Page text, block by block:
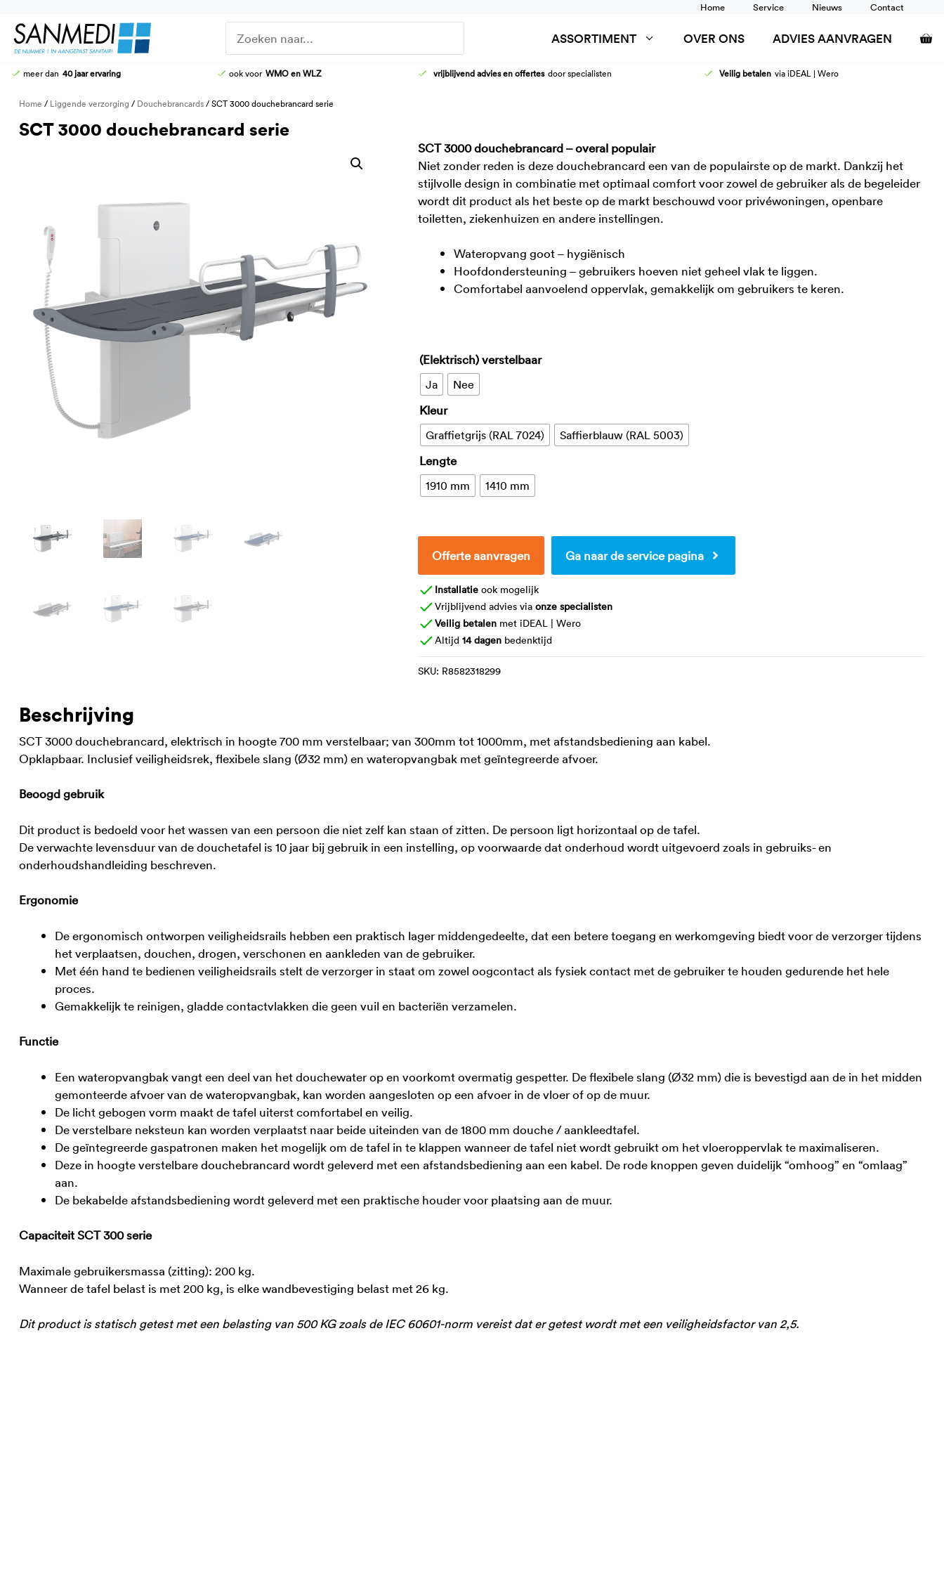
naar
Home Service Nieuws Contact
ASSORTIMENT
HOOG-LAAG TOILETTEN
STOMATOILETTAFEL
KRANEN
DOUCHE-BRANCARDS
WASTAFEL AANPASSINGEN
OVER ONS ADVIES AANVRAGEN
meer dan 40 jaar ervaring ook voor WMO en WLZ vrijblijvend advies en offertes door specialisten Veilig betalen via iDEAL | Wero
Home / Liggende verzorging / Douchebrancards/ SCT 3000 douchebrancard serie
SCT 3000 douchebrancard serie
SCT 3000 douchebrancard – overal populair
Niet zonder reden is deze douchebrancard een van de populairste op de markt. Dankzij het
stijlvolle design in combinatie met optimaal comfort voor zowel de gebruiker als de begeleider
wordt dit product als het beste op de markt beschouwd voor privéwoningen, openbare
toiletten, ziekenhuizen en andere instellingen.
Wateropvang goot – hygiënisch
Hoofdondersteuning – gebruikers hoeven niet geheel vlak te liggen.
Comfortabel aanvoelend oppervlak, gemakkelijk om gebruikers te keren.
(Elektrisch) verstelbaar
Ja Nee
Kleur
Graffietgrijs (RAL 7024) Saffierblauw (RAL 5003)
Lengte
1910 mm 1410 mm
Offerte aanvragen Ga naar de service pagina
Installatieook mogelijk
Vrijblijvend advies via onze specialisten
Veilig betalenmet iDEAL | Wero
Altijd 14 dagenbedenktijd
SKU: R8582318299
Beschrijving
SCT 3000 douchebrancard, elektrisch in hoogte 700 mm verstelbaar; van 300mm tot 1000mm, met afstandsbediening aan kabel.
Opklapbaar. Inclusief veiligheidsrek, flexibele slang (Ø32 mm) en wateropvangbak met geïntegreerde afvoer.
Beoogd gebruik
Dit product is bedoeld voor het wassen van een persoon die niet zelf kan staan of zitten. De persoon ligt horizontaal op de tafel.
De verwachte levensduur van de douchetafel is 10 jaar bij gebruik in een instelling, op voorwaarde dat onderhoud wordt uitgevoerd zoals in gebruiks- en
onderhoudshandleiding beschreven.
Ergonomie
De ergonomisch ontworpen veiligheidsrails hebben een praktisch lager middengedeelte, dat een betere toegang en werkomgeving biedt voor de verzorger tijdens
het verplaatsen, douchen, drogen, verschonen en aankleden van de gebruiker.
Met één hand te bedienen veiligheidsrails stelt de verzorger in staat om zowel oogcontact als fysiek contact met de gebruiker te houden gedurende het hele
proces.
Gemakkelijk te reinigen, gladde contactvlakken die geen vuil en bacteriën verzamelen.
Functie
Een wateropvangbak vangt een deel van het douchewater op en voorkomt overmatig gespetter. De flexibele slang (Ø32 mm) die is bevestigd aan de in het midden
gemonteerde afvoer van de wateropvangbak, kan worden aangesloten op een afvoer in de vloer of op de muur.
De licht gebogen vorm maakt de tafel uiterst comfortabel en veilig.
De verstelbare neksteun kan worden verplaatst naar beide uiteinden van de 1800 mm douche / aankleedtafel.
De geïntegreerde gaspatronen maken het mogelijk om de tafel in te klappen wanneer de tafel niet wordt gebruikt om het vloeroppervlak te maximaliseren.
Deze in hoogte verstelbare douchebrancard wordt geleverd met een afstandsbediening aan een kabel. De rode knoppen geven duidelijk “omhoog” en “omlaag”
aan.
De bekabelde afstandsbediening wordt geleverd met een praktische houder voor plaatsing aan de muur.
Capaciteit SCT 300 serie
Maximale gebruikersmassa (zitting): 200 kg.
Wanneer de tafel belast is met 200 kg, is elke wandbevestiging belast met 26 kg.
Dit product is statisch getest met een belasting van 500 KG zoals de IEC 60601-norm vereist dat er getest wordt met een veiligheidsfactor van 2,5.